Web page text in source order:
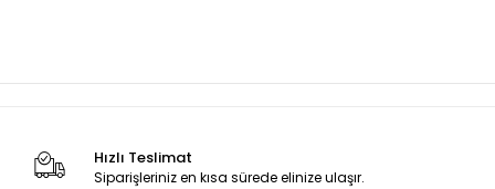
Hızlı Teslimat
Siparişleriniz en kısa sürede elinize ulaşır.